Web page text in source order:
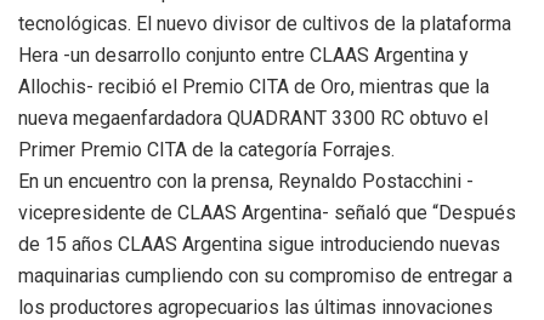
tecnológicas. El nuevo divisor de cultivos de la plataforma
Hera -un desarrollo conjunto entre CLAAS Argentina y
Allochis- recibió el Premio CITA de Oro, mientras que la
nueva megaenfardadora QUADRANT 3300 RC obtuvo el
Primer Premio CITA de la categoría Forrajes.
En un encuentro con la prensa, Reynaldo Postacchini -
vicepresidente de CLAAS Argentina- señaló que “Después
de 15 años CLAAS Argentina sigue introduciendo nuevas
maquinarias cumpliendo con su compromiso de entregar a
los productores agropecuarios las últimas innovaciones